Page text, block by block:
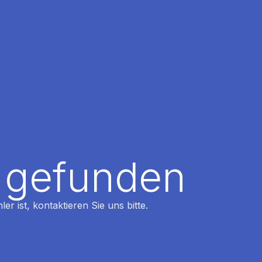
ist, kontaktieren Sie uns bitte.